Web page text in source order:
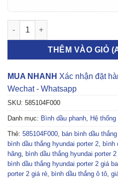
BÌNH DẦU THẮNG HYUNDAI
THÊM VÀO GIỎ
MUA NHANH Xác nhận đặt
Wechat - Whatsapp
SKU: 585104F000
Danh mục: Bình dầu phanh Hệ thống
Thẻ: 585104F000 bán bình dầu
bình dầu thắng hyundai porter 2 bình
hãng bình dầu thắng hyundai porter
bình dầu thắng hyundai porter 2 giá
porter 2 giá rẻ bình dầu thắng ô tô